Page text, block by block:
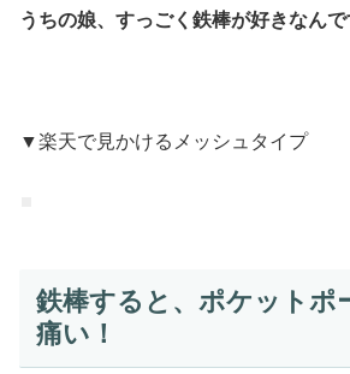
うちの娘、すっごく鉄棒が好きなんで
▼楽天で見かけるメッシュタイプ
鉄棒すると、ポケットポ
痛い！